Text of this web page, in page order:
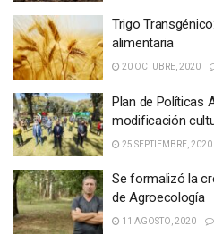
Trigo
alimentaria
20 OCTUBRE, 2020
Plan de Políticas
modificación
25 SEPTIEMBRE, 2020
Se formalizó la
de Agroecología
11 AGOSTO, 2020